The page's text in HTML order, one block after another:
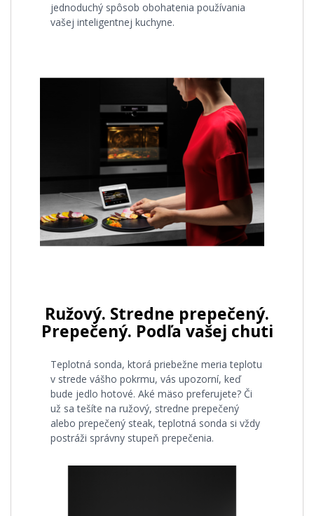
jednoduchý spôsob obohatenia používania
vašej inteligentnej kuchyne.
Ružový. Stredne prepečený.
Prepečený. Podľa vašej chuti
Teplotná sonda, ktorá priebežne meria teplotu
v strede vášho pokrmu, vás upozorní, keď
bude jedlo hotové. Aké mäso preferujete? Či
už sa tešíte na ružový, stredne prepečený
alebo prepečený steak, teplotná sonda si vždy
postráži správny stupeň prepečenia.